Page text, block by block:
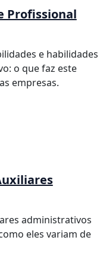
Profissional
e habilidades
o que faz este
empresas.
administrativos
eles variam de